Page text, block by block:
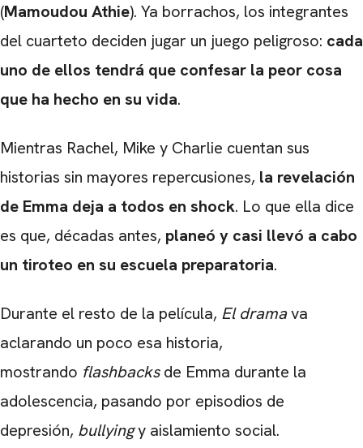
(Mamoudou Athie). Ya borrachos, los integrantes
del cuarteto deciden jugar un juego peligroso: cada
uno de ellos tendrá que confesar la peor cosa
que ha hecho en su vida.
Mientras Rachel, Mike y Charlie cuentan sus
historias sin mayores repercusiones, la revelación
de Emma deja a todos en shock. Lo que ella dice
es que, décadas antes, planeó y casi llevó a cabo
un tiroteo en su escuela preparatoria.
Durante el resto de la película, El dramava
aclarando un poco esa historia,
mostrando flashbacksde Emma durante la
adolescencia, pasando por episodios de
depresión, bullyingy aislamiento social.